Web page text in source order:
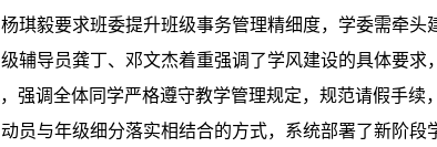
琪毅要求班委提升班级事务管理精细度，学委需牵头
辅导员龚丁、邓文杰着重强调了学风建设的具体要求
强调全体同学严格遵守教学管理规定，规范请假手续
员与年级细分落实相结合的方式，系统部署了新阶段